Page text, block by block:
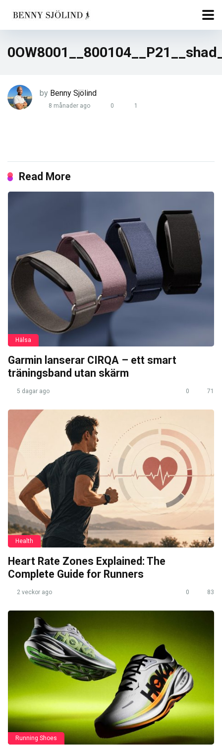
by Benny Sjölind
8 månader ago 0 1
Read More
Hälsa
Garmin lanserar CIRQA – ett smart
träningsband utan skärm
5 dagar ago 0 71
Health
Heart Rate Zones Explained: The
Complete Guide for Runners
2 veckor ago 0 83
Running Shoes